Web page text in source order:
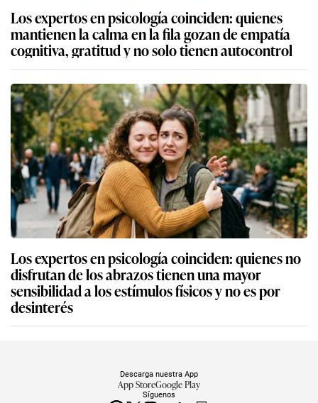
Los expertos en psicología coinciden: quienes
mantienen la calma en la fila gozan de empatía
cognitiva, gratitud y no solo tienen autocontrol
Los expertos en psicología coinciden: quienes no
disfrutan de los abrazos tienen una mayor
sensibilidad a los estímulos físicos y no es por
desinterés
Síguenos
Descarga nuestra App
App StoreGoogle Play